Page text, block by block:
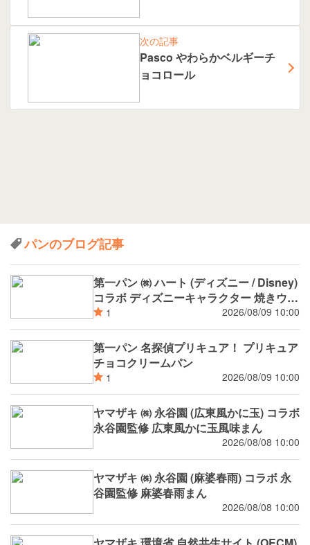
次の記事
Pasco やわらかベルギーチ
ョコロール
パンのブログ記事
第一パン ㈱ ハート (ディズニー / Disney)
コラボ ディズニーキャラクター 焼きウイ
ンナーカレーパン
1 2026/08/09 10:00
第一パン 名探偵プリキュア！ プリキュア
チョコクリームパン
1 2026/08/09 10:00
ヤマザキ ㈱ 永谷園 (広東風かに玉) コラボ
永谷園監修 広東風かに玉風味まん
2026/08/08 10:00
ヤマザキ ㈱ 永谷園 (麻婆春雨) コラボ 永
谷園監修 麻婆春雨まん
2026/08/08 10:00